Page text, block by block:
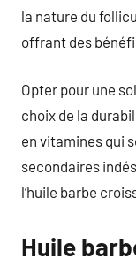
la nature du
offrant des
Opter pour une
choix de la
en vitamines qui
secondaires
l’huile barbe
Huile